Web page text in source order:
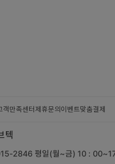
객만족센터제휴문의이벤트맞춤결제
텍
2846 평일(월~금) 10 :